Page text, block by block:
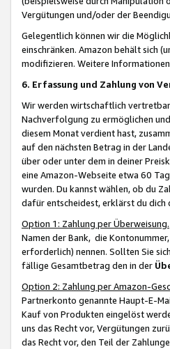
Vergütungen und/oder der
Gelegentlich können wir die
einschränken. Amazon behält sich
modifizieren. Weitere
6. Erfassung und Zahlung von
Wir werden wirtschaftlich
Nachverfolgung zu ermöglichen
diesem Monat verdient hast,
auf den nächsten Betrag in der
über oder unter dem in deiner
eine Amazon-Webseite etwa 60
wurden. Du kannst wählen, ob du
dafür entscheidest, erklärst du
Option 1: Zahlung per Überweisung.
Namen der Bank, die
erforderlich) nennen. Sollten Sie
fällige Gesamtbetrag den in der
Option 2: Zahlung per Amazon-
Partnerkonto genannte Haupt-E-
Kauf von Produkten eingelöst
uns das Recht vor, Vergütungen
das Recht vor, den Teil der